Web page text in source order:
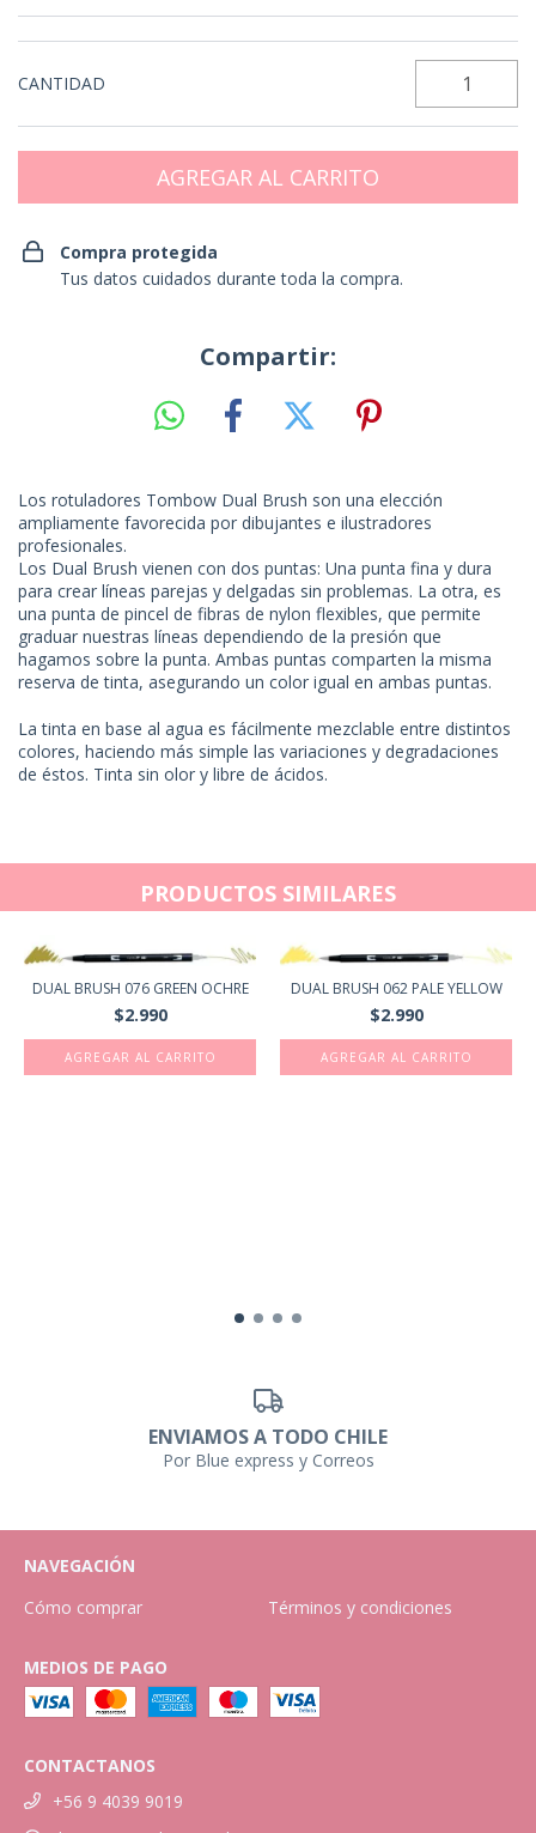
CANTIDAD
Compra protegida
Tus datos cuidados durante toda la compra.
Compartir:
Los rotuladores Tombow Dual Brush son una elección
ampliamente favorecida por dibujantes e ilustradores
profesionales.
Los Dual Brush vienen con dos puntas: Una punta fina y dura
para crear líneas parejas y delgadas sin problemas. La otra, es
una punta de pincel de fibras de nylon flexibles, que permite
graduar nuestras líneas dependiendo de la presión que
hagamos sobre la punta. Ambas puntas comparten la misma
reserva de tinta, asegurando un color igual en ambas puntas.
La tinta en base al agua es fácilmente mezclable entre distintos
colores, haciendo más simple las variaciones y degradaciones
de éstos. Tinta sin olor y libre de ácidos.
PRODUCTOS SIMILARES
DUAL BRUSH 076 GREEN OCHRE
$2.990
DUAL BRUSH 062 PALE YELLOW
$2.990
ENVIAMOS A TODO CHILE
Por Blue express y Correos
NAVEGACIÓN
Cómo comprar
Términos y condiciones
MEDIOS DE PAGO
CONTACTANOS
+56 9 4039 9019